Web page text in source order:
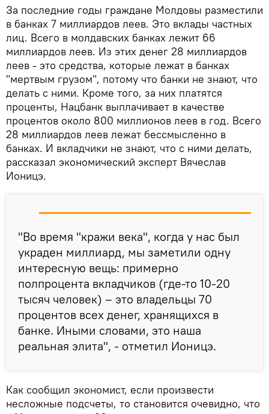
За последние годы граждане Молдовы разместили
в банках 7 миллиардов леев. Это вклады частных
лиц. Всего в молдавских банках лежит 66
миллиардов леев. Из этих денег 28 миллиардов
леев - это средства, которые лежат в банках
"мертвым грузом", потому что банки не знают, что
делать с ними. Кроме того, за них платятся
проценты, Нацбанк выплачивает в качестве
процентов около 800 миллионов леев в год. Всего
28 миллиардов леев лежат бессмысленно в
банках. И вкладчики не знают, что с ними делать,
рассказал экономический эксперт Вячеслав
Ионицэ.
"Во время "кражи века", когда у нас был
украден миллиард, мы заметили одну
интересную вещь: примерно
полпроцента вкладчиков (где-то 10-20
тысяч человек) – это владельцы 70
процентов всех денег, хранящихся в
банке. Иными словами, это наша
реальная элита", - отметил Ионицэ.
Как сообщил экономист, если произвести
несложные подсчеты, то становится очевидно, что